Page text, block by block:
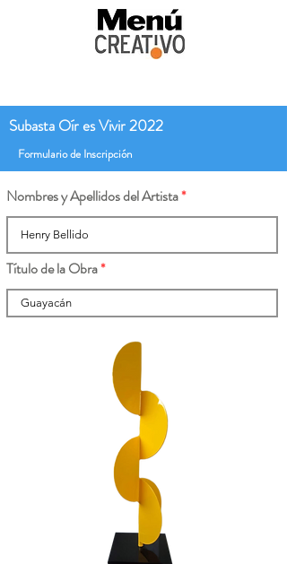
Subasta Oír es Vivir 2022
Formulario de Inscripción
Nombres y Apellidos del Artista
Título de la Obra